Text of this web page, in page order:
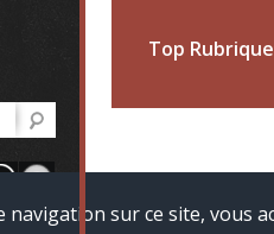
navigation sur ce site, vous
Top
Accueil